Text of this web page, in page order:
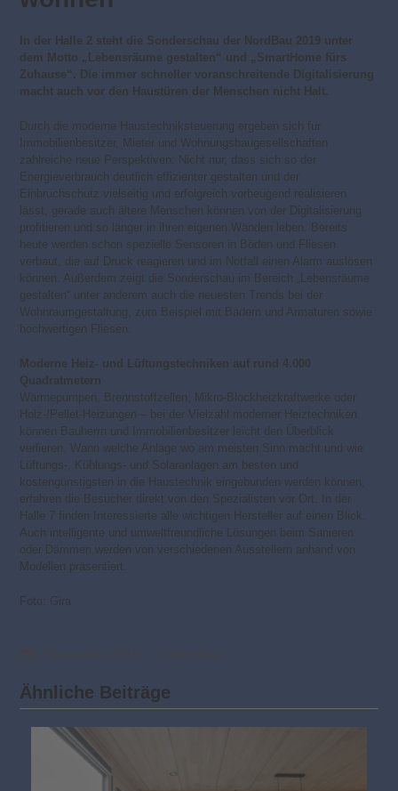
In der Halle 2 steht die Sonderschau der NordBau 2019 unter
dem Motto „Lebensräume gestalten“ und „SmartHome fürs
Zuhause“. Die immer schneller voranschreitende Digitalisierung
macht auch vor den Haustüren der Menschen nicht Halt.
Durch die moderne Haustechniksteuerung ergeben sich für
Immobilienbesitzer, Mieter und Wohnungsbaugesellschaften
zahlreiche neue Perspektiven: Nicht nur, dass sich so der
Energieverbrauch deutlich effizienter gestalten und der
Einbruchschutz vielseitig und erfolgreich vorbeugend realisieren
lässt, gerade auch ältere Menschen können von der Digitalisierung
profitieren und so länger in ihren eigenen Wänden leben. Bereits
heute werden schon spezielle Sensoren in Böden und Fliesen
verbaut, die auf Druck reagieren und im Notfall einen Alarm auslösen
können. Außerdem zeigt die Sonderschau im Bereich „Lebensräume
gestalten“ unter anderem auch die neuesten Trends bei der
Wohnraumgestaltung, zum Beispiel mit Bädern und Armaturen sowie
hochwertigen Fliesen.
Moderne Heiz- und Lüftungstechniken auf rund 4.000
Quadratmetern
Wärmepumpen, Brennstoffzellen, Mikro-Blockheizkraftwerke oder
Holz-/Pellet-Heizungen – bei der Vielzahl moderner Heiztechniken
können Bauherrn und Immobilienbesitzer leicht den Überblick
verlieren. Wann welche Anlage wo am meisten Sinn macht und wie
Lüftungs-, Kühlungs- und Solaranlagen am besten und
kostengünstigsten in die Haustechnik eingebunden werden können,
erfahren die Besucher direkt von den Spezialisten vor Ort. In der
Halle 7 finden Interessierte alle wichtigen Hersteller auf einen Blick.
Auch intelligente und umweltfreundliche Lösungen beim Sanieren
oder Dämmen werden von verschiedenen Ausstellern anhand von
Modellen präsentiert.
Foto: Gira
Ähnliche Beiträge